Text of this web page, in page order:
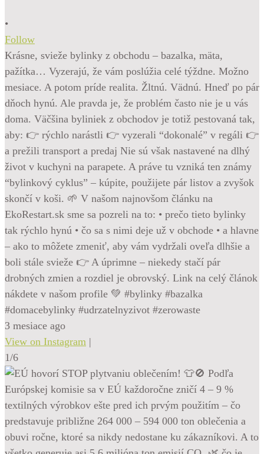
•
Follow
Krásne, svieže bylinky z obchodu – bazalka, mäta,
pažítka… Vyzerajú, že vám poslúžia celé týždne. Možno
mesiace. A potom príde realita. Žltnú. Vädnú. Hneď po pár
dňoch hynú. Ale pravda je, že problém často nie je u vás
doma. Väčšina byliniek z obchodov je totiž pestovaná tak,
aby: 👉 rýchlo narástli 👉 vyzerali “dokonalé” v regáli 👉
a prežili transport a predaj Nie sú však nastavené na dlhý
život v kuchyni na parapete. A práve tu vzniká ten známy
“bylinkový cyklus” – kúpite, použijete pár listov a zvyšok
skončí v koši. 🌱 V našom najnovšom článku na
EkoRestart.sk sme sa pozreli na to: • prečo tieto bylinky
tak rýchlo hynú • čo sa s nimi deje už v obchode • a hlavne
– ako to môžete zmeniť, aby vám vydržali oveľa dlhšie a
boli stále svieže 👉 A úprimne – niekedy stačí pár
drobných zmien a rozdiel je obrovský. Link na celý článok
nákdete v našom profile 💚 #bylinky #bazalka
#domacebylinky #udrzatelnyzivot #zerowaste
3 mesiace ago
View on Instagram |
1/6